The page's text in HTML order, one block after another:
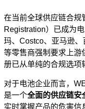
在当前全球供应链合规
Registration）已成为
玛、Costco、亚马逊
等零售商强制要求上游
册已从单纯的合规选项
对于电池企业而言，
是一个全面的供应链安
实时掌握产品的危害信